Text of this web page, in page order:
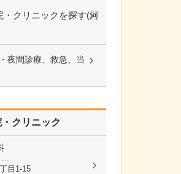
・クリニックを探す(河
夜間診療、救急、当
クリニック
...
目1-15